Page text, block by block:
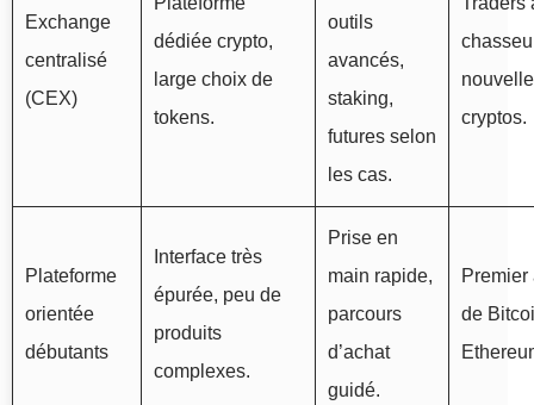
Exchange
centralisé
(CEX)
dédiée crypto,
large choix de
tokens.
outils
avancés,
staking,
futures selon
les cas.
cryptos.
Plateforme
orientée
débutants
Interface très
épurée, peu de
produits
complexes.
Prise en
main rapide,
parcours
d’achat
guidé.
Premier
de